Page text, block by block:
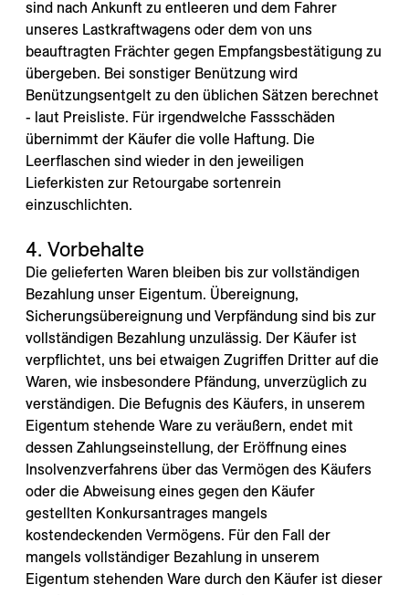
---
sind nach Ankunft zu entleeren und dem Fahrer
unseres Lastkraftwagens oder dem von uns
beauftragten Frächter gegen Empfangsbestätigung zu
übergeben. Bei sonstiger Benützung wird
Benützungsentgelt zu den üblichen Sätzen berechnet
- laut Preisliste. Für irgendwelche Fassschäden
übernimmt der Käufer die volle Haftung. Die
Leerflaschen sind wieder in den jeweiligen
Lieferkisten zur Retourgabe sortenrein
einzuschlichten.
4. Vorbehalte
Die gelieferten Waren bleiben bis zur vollständigen
Bezahlung unser Eigentum. Übereignung,
Sicherungsübereignung und Verpfändung sind bis zur
vollständigen Bezahlung unzulässig. Der Käufer ist
verpflichtet, uns bei etwaigen Zugriffen Dritter auf die
Waren, wie insbesondere Pfändung, unverzüglich zu
verständigen. Die Befugnis des Käufers, in unserem
Eigentum stehende Ware zu veräußern, endet mit
dessen Zahlungseinstellung, der Eröffnung eines
Insolvenzverfahrens über das Vermögen des Käufers
oder die Abweisung eines gegen den Käufer
gestellten Konkursantrages mangels
kostendeckenden Vermögens. Für den Fall der
mangels vollständiger Bezahlung in unserem
Eigentum stehenden Ware durch den Käufer ist dieser